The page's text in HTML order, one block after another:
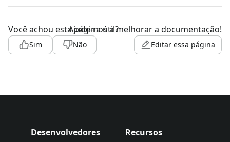
Você achou esta página útil?
Sim Não
Ajude-nos a melhorar a documentação!
Editar essa página
Desenvolvedores Recursos